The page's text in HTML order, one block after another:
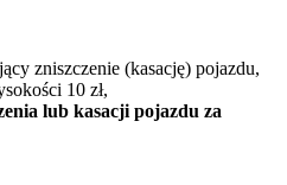
zniszczenie (kasację) pojazdu,
10 zł,
lub kasacji pojazdu za